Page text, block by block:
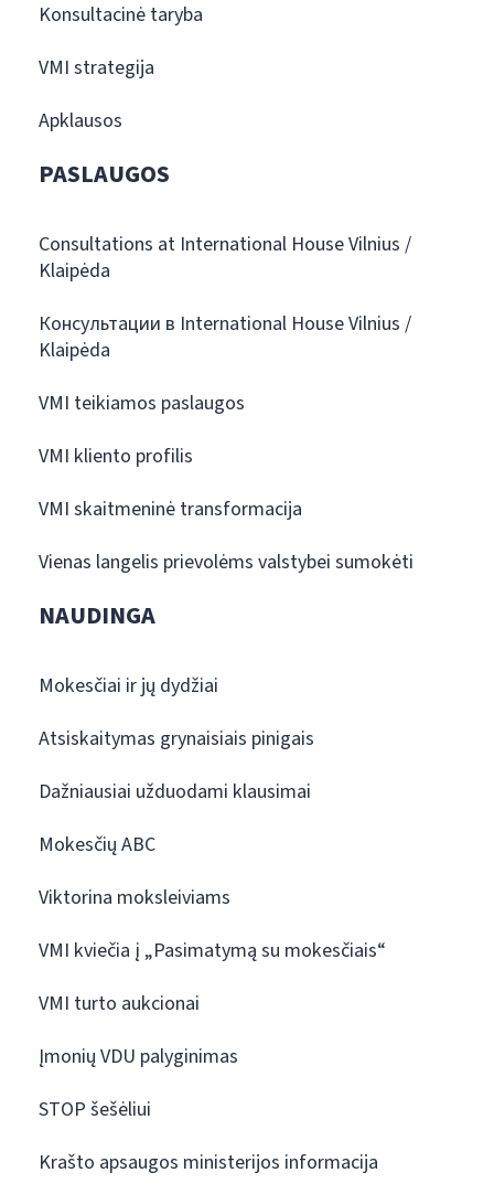
Konsultacinė taryba
VMI strategija
Apklausos
PASLAUGOS
Consultations at International House Vilnius /
Klaipėda
Консультации в International House Vilnius /
Klaipėda
VMI teikiamos paslaugos
VMI kliento profilis
VMI skaitmeninė transformacija
Vienas langelis prievolėms valstybei sumokėti
NAUDINGA
Mokesčiai ir jų dydžiai
Atsiskaitymas grynaisiais pinigais
Dažniausiai užduodami klausimai
Mokesčių ABC
Viktorina moksleiviams
VMI kviečia į „Pasimatymą su mokesčiais“
VMI turto aukcionai
Įmonių VDU palyginimas
STOP šešėliui
Krašto apsaugos ministerijos informacija